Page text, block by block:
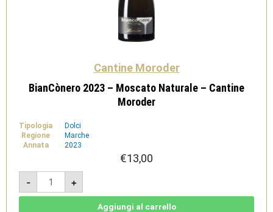
Cantine Moroder
BianCònero 2023 – Moscato Naturale – Cantine
Moroder
Tipologia
Dolci
Regione
Marche
Annata
2023
€13,00
-
BianCònero
2023
-
Moscato
+
Aggiungi al carrello